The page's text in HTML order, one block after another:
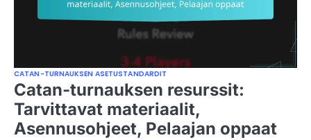
CATAN-TURNAUKSEN ASETUSTANDARDIT
Catan-turnauksen resurssit:
Tarvittavat materiaalit,
Asennusohjeet, Pelaajan oppaat